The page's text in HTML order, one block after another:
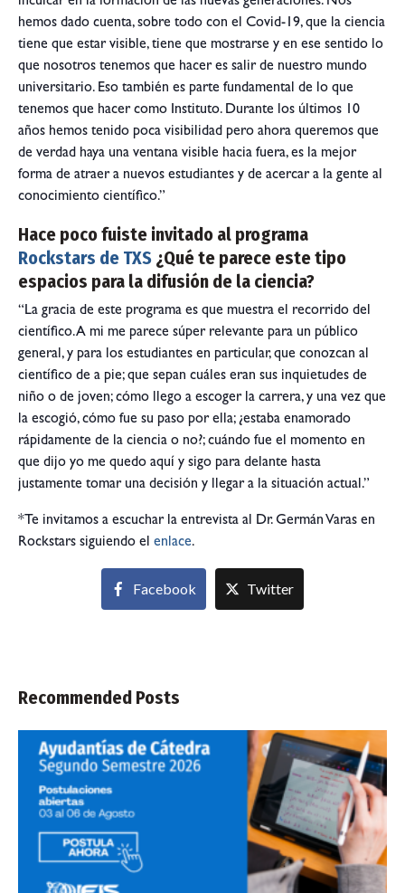
hemos dado cuenta, sobre todo con el Covid-19, que la ciencia
tiene que estar visible, tiene que mostrarse y en ese sentido lo
que nosotros tenemos que hacer es salir de nuestro mundo
universitario. Eso también es parte fundamental de lo que
tenemos que hacer como Instituto. Durante los últimos 10
años hemos tenido poca visibilidad pero ahora queremos que
de verdad haya una ventana visible hacia fuera, es la mejor
forma de atraer a nuevos estudiantes y de acercar a la gente al
conocimiento científico.”
Hace poco fuiste invitado al programa
Rockstars de TXS ¿Qué te parece este tipo
espacios para la difusión de la ciencia?
“La gracia de este programa es que muestra el recorrido del
científico. A mi me parece súper relevante para un público
general, y para los estudiantes en particular, que conozcan al
científico de a pie; que sepan cuáles eran sus inquietudes de
niño o de joven; cómo llego a escoger la carrera, y una vez que
la escogió, cómo fue su paso por ella; ¿estaba enamorado
rápidamente de la ciencia o no?; cuándo fue el momento en
que dijo yo me quedo aquí y sigo para delante hasta
justamente tomar una decisión y llegar a la situación actual.”
*Te invitamos a escuchar la entrevista al Dr. Germán Varas en
Rockstars siguiendo el enlace.
Facebook Twitter
Recommended Posts